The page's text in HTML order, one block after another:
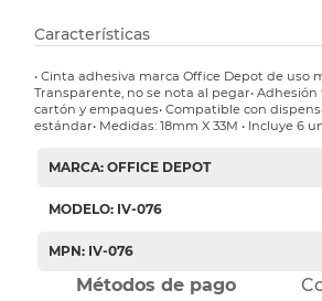
Características
• Cinta adhesiva marca Office Depot de uso
Transparente, no se nota al pegar•
cartón y empaques• Compatible con
estándar• Medidas: 18mm X 33M • Incluye 6
MARCA: OFFICE DEPOT
MODELO: IV-076
MPN: IV-076
Métodos de pago